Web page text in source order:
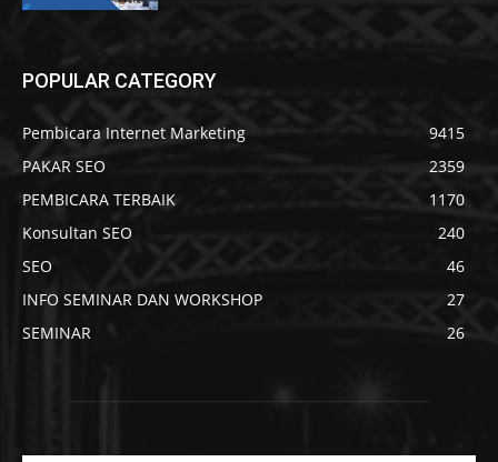
POPULAR CATEGORY
Pembicara Internet Marketing
9415
PAKAR SEO
2359
PEMBICARA TERBAIK
1170
Konsultan SEO
240
SEO
46
INFO SEMINAR DAN WORKSHOP
27
SEMINAR
26